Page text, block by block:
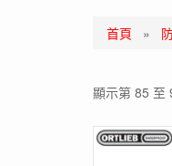
首頁 »
顯示第 85 至